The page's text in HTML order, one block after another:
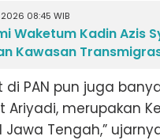
08:45 WIB
Waketum Kadin Azis
Kawasan
PAN pun juga
Ariyadi, merupakan
Jawa Tengah,”